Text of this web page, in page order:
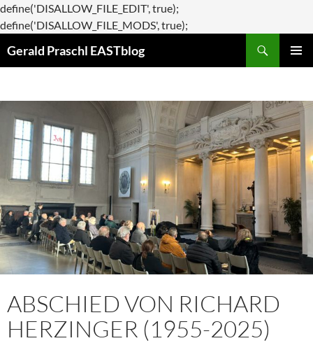
define('DISALLOW_FILE_EDIT', true);
define('DISALLOW_FILE_MODS', true);
Gerald Praschl EASTblog
ABSCHIED VON RICHARD
HERZINGER (1955-2025)